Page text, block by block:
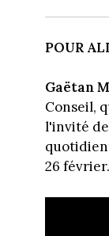
POUR
Gaëtan
Conseil,
l'invité
26 février.